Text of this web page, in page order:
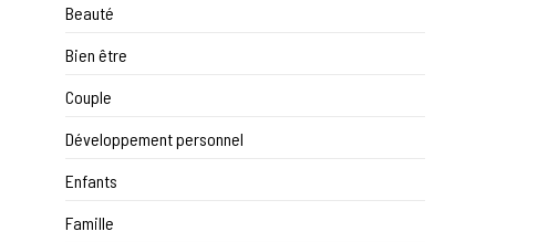
Beauté
Bien être
Couple
Développement personnel
Enfants
Famille